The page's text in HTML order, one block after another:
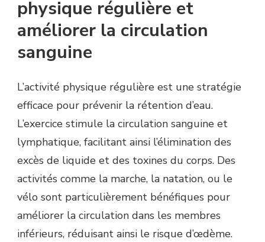
physique régulière et
améliorer la circulation
sanguine
L’activité physique régulière est une stratégie
efficace pour prévenir la rétention d’eau.
L’exercice stimule la circulation sanguine et
lymphatique, facilitant ainsi l’élimination des
excès de liquide et des toxines du corps. Des
activités comme la marche, la natation, ou le
vélo sont particulièrement bénéfiques pour
améliorer la circulation dans les membres
inférieurs, réduisant ainsi le risque d’œdème.